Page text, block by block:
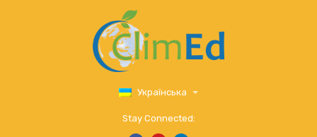
Українська
Stay Connected: